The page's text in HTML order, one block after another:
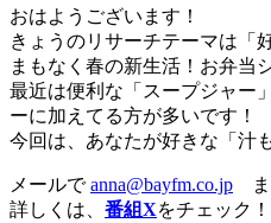
おはようございます！
きょうのリサーチテーマは「
まもなく春の新生活！お弁当
最近は便利な「スープジャー
ーに加えてる方が多いです！
今回は、あなたが好きな「汁
メールでanna@bayfm.co.jp ま
詳しくは、 番組Xをチェック！